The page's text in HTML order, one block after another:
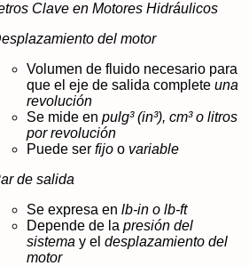
Clave en Motores Hidráulicos
del motor
Volumen de fluido necesario para
que el eje de salida complete una
revolución
Se mide en pulg³ (in³), cm³ o litros
por revolución
Puede ser fijo o variable
de salida
Se expresa en lb-in o lb-ft
Depende de la presión del
sistema y el desplazamiento del
motor